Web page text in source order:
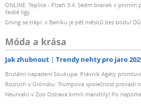
ONLINE: Teplice - Plzeň 3:4. Sedm branek v
české ligy
Gning se trápí: v Baníku je pět měsíců bez bodu!
Móda a krása
Jak zhubnout Trendy nehty pro jaro
Brutální napadení Soukupa. Právník Agáty
Rozruch v Grónsku: Trumpova společnost provádí
Neurvalci v Zoo Ostrava krmili mandrily! Po